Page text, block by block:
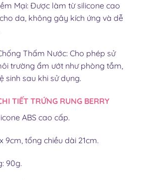
Mại: Được làm từ silicone cao
da, không gây kích ứng và dễ
Thấm Nước: Cho phép sử
trường ẩm ướt như phòng tắm,
sinh sau khi sử dụng.
TIẾT TRỨNG RUNG BERRY
ABS cao cấp.
9cm, tổng chiều dài 21cm.
90g.